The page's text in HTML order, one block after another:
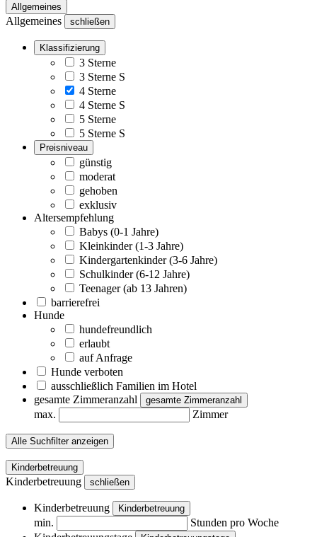
Allgemeines
Allgemeines schließen
Klassifizierung
3 Sterne
3 Sterne S
4 Sterne
4 Sterne S
5 Sterne
5 Sterne S
Preisniveau
günstig
moderat
gehoben
exklusiv
Altersempfehlung
Babys (0-1 Jahre)
Kleinkinder (1-3 Jahre)
Kindergartenkinder (3-6 Jahre)
Schulkinder (6-12 Jahre)
Teenager (ab 13 Jahren)
barrierefrei
Hunde
hundefreundlich
erlaubt
auf Anfrage
Hunde verboten
ausschließlich Familien im Hotel
gesamte Zimmeranzahl
gesamte Zimmeranzahl
max. Zimmer
Alle Suchfilter anzeigen
Kinderbetreuung
Kinderbetreuung schließen
Kinderbetreuung Kinderbetreuung
min.
Stunden pro Woche